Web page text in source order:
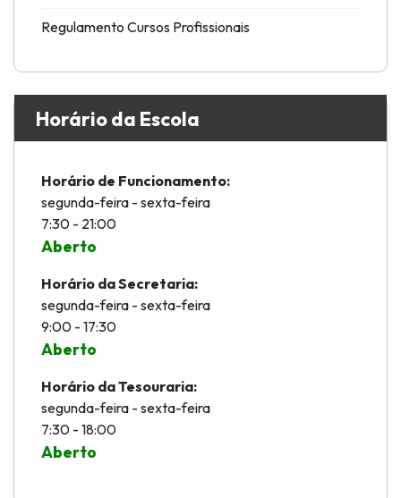
Regulamento Cursos Profissionais
Horário da Escola
Horário de Funcionamento:
segunda-feira - sexta-feira
7:30 - 21:00
Aberto
Horário da Secretaria:
segunda-feira - sexta-feira
9:00 - 17:30
Aberto
Horário da Tesouraria:
segunda-feira - sexta-feira
7:30 - 18:00
Aberto